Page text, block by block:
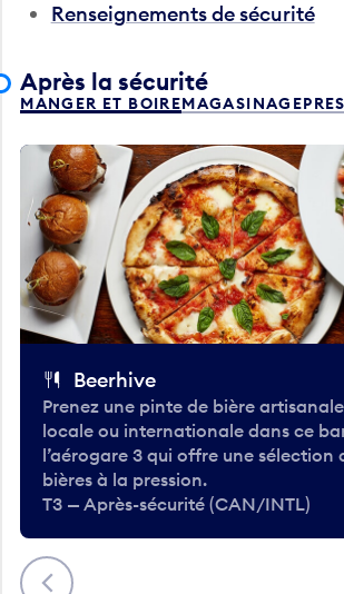
Renseignements de sécurité
Après la sécurité
MANGER ET BOIREMAGASINAGE
Précédent
Beerhive
Prenez une pinte de bière artisanale
locale ou internationale dans ce
l’aérogare 3 qui offre une sélection
bières à la pression.
T3 — Après-sécurité (CAN/INTL)